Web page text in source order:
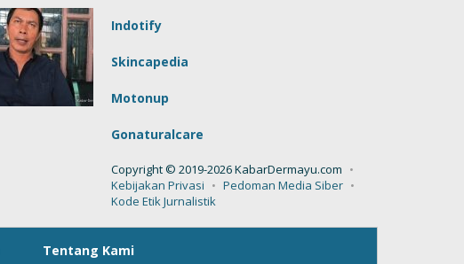
Indotify
Skincapedia
Motonup
Gonaturalcare
Copyright © 2019-2026 KabarDermayu.com
Kebijakan Privasi
Pedoman Media Siber
Kode Etik Jurnalistik
Tentang Kami